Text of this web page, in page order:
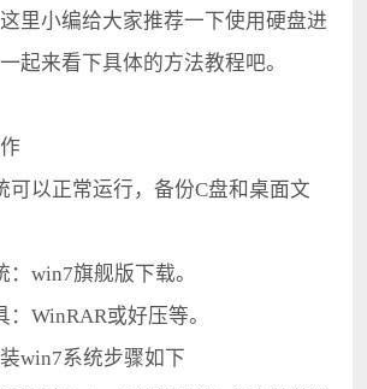
里小编给大家推荐一下使用硬盘进
起来看下具体的方法教程吧。
以正常运行，备份C盘和桌面文
win7旗舰版下载。
WinRAR或好压等。
系统步骤如下